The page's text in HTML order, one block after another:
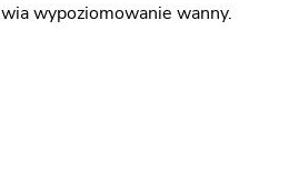
wypoziomowanie wanny.